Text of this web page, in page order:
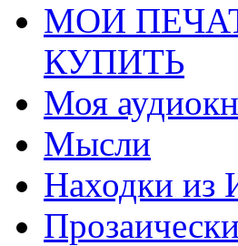
МОИ
КУПИТЬ
Моя
Мысли
Находки из